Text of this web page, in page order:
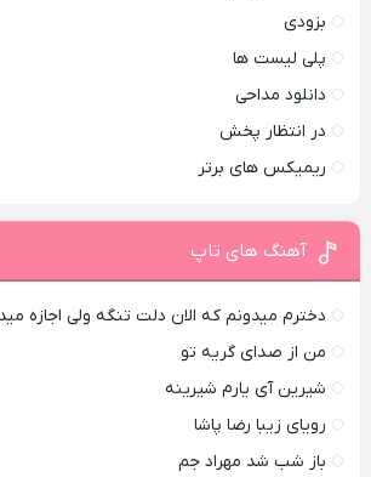
بزودی
پلی لیست ها
دانلود مداحی
در انتظار پخش
ریمیکس های برتر
آهنگ های تاپ
دخترم میدونم که الان دلت تنگه ولی اجازه
من از صدای گريه تو
شیرین آی یارم شیرینه
رویای زیبا رضا پاشا
باز شب شد مهراد جم